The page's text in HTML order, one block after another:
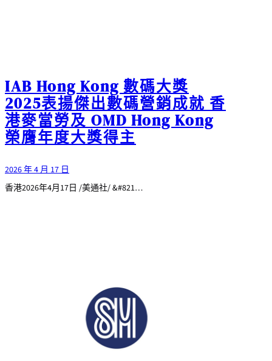
IAB Hong Kong 數碼大獎
2025表揚傑出數碼營銷成就 香
港麥當勞及 OMD Hong Kong
榮膺年度大獎得主
2026 年 4 月 17 日
香港2026年4月17日 /美通社/ &#821…